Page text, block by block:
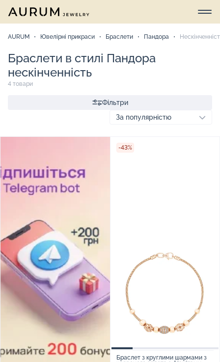
AURUM Ювелірні прикраси Браслети Пандора
Браслети в стилі Пандора
нескінченність
4 товари
Фільтри
-43%
Браслет з круглими шармами з